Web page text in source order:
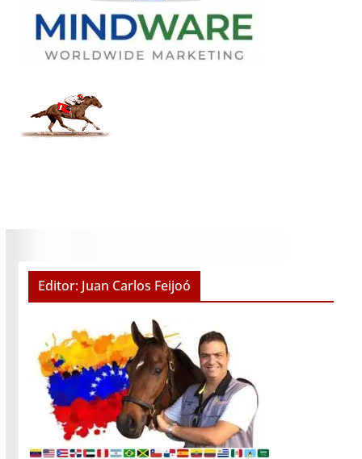
Editor: Juan Carlos Feijoó